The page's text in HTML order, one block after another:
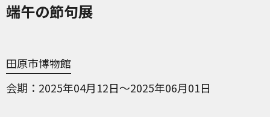
端午の節句展
田原市博物館
会期
2025年04月12日～2025年06月01日